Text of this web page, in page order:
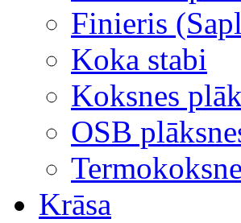
Finieris
Koka stabi
Koksnes
OSB
Termokoksne
Krāsa